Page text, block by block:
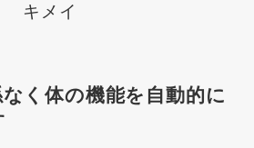
キメイ
く体の機能を自動的に